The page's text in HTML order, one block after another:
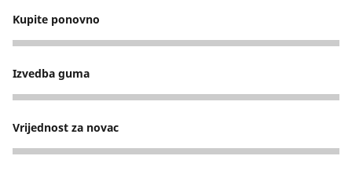
Kupite ponovno
5
Izvedba guma
3
Vrijednost za novac
5